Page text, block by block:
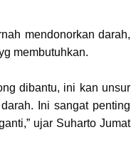
mendonorkan darah,
membutuhkan.
dibantu, ini kan unsur
Ini sangat penting
ujar Suharto Jumat